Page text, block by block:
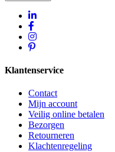
Klantenservice
Contact
Mijn account
Veilig online betalen
Bezorgen
Retourneren
Klachtenregeling